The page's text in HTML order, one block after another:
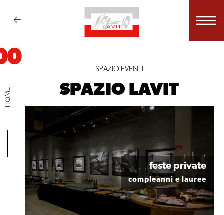
HOME
SPAZIO EVENTI
SPAZIO LAVIT
feste private
compleanni e lauree
cene private
anniversari, battesimi, comunioni e cresime